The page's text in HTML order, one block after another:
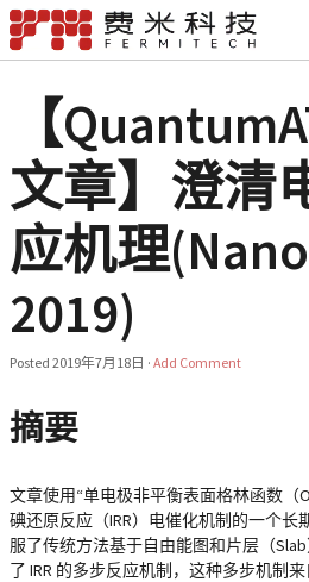
【
文章】澄清
应机理
2019)
Posted 2019年7月18日 · Add Comment
摘要
文章使用“单电极非平衡表面格林函数（
碘还原反应（IRR）电催化机制的一个长
服了传统方法基于自由能图和片层（
了 IRR 的多步反应机制，这种多步机制